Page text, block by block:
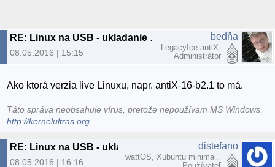
RE: Linux na USB - ukladanie nastavenia a SW do USB
08.05.2016 | 15:15
bedňa
LegacyIce-antiX
Administrátor
Ako ktorá verzia live Linuxu, napr. antiX-16-b2.1 to má.
Táto správa neobsahuje vírus, pretože nepoužívam MS Windows.
http://kernelultras.org
08.05.2016 | 16:16
distefano
wattOS, Xubuntu minimal,